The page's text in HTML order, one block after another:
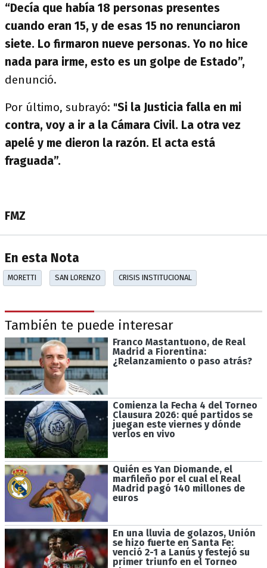
“Decía que había 18 personas presentes
cuando eran 15, y de esas 15 no renunciaron
siete. Lo firmaron nueve personas. Yo no hice
nada para irme, esto es un golpe de Estado”,
denunció.
Por último, subrayó: "Si la Justicia falla en mi
contra, voy a ir a la Cámara Civil. La otra vez
apelé y me dieron la razón. El acta está
fraguada”.
FMZ
En esta Nota
MORETTI SAN LORENZO CRISIS INSTITUCIONAL
También te puede interesar
Franco Mastantuono, de Real
Madrid a Fiorentina:
¿Relanzamiento o paso atrás?
Comienza la Fecha 4 del Torneo
Clausura 2026: qué partidos se
juegan este viernes y dónde
verlos en vivo
Quién es Yan Diomande, el
marfileño por el cual el Real
Madrid pagó 140 millones de
euros
En una lluvia de golazos, Unión
se hizo fuerte en Santa Fe:
venció 2-1 a Lanús y festejó su
primer triunfo en el Torneo